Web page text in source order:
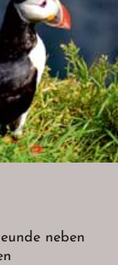
neben